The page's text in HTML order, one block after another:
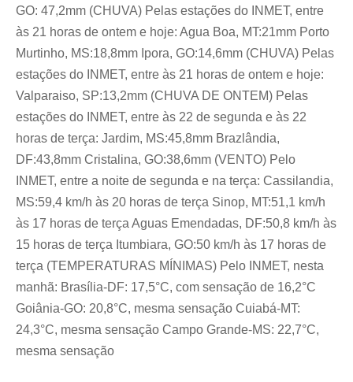
GO: 47,2mm (CHUVA) Pelas estações do INMET, entre
às 21 horas de ontem e hoje: Agua Boa, MT:21mm Porto
Murtinho, MS:18,8mm Ipora, GO:14,6mm (CHUVA) Pelas
estações do INMET, entre às 21 horas de ontem e hoje:
Valparaiso, SP:13,2mm (CHUVA DE ONTEM) Pelas
estações do INMET, entre às 22 de segunda e às 22
horas de terça: Jardim, MS:45,8mm Brazlândia,
DF:43,8mm Cristalina, GO:38,6mm (VENTO) Pelo
INMET, entre a noite de segunda e na terça: Cassilandia,
MS:59,4 km/h às 20 horas de terça Sinop, MT:51,1 km/h
às 17 horas de terça Aguas Emendadas, DF:50,8 km/h às
15 horas de terça Itumbiara, GO:50 km/h às 17 horas de
terça (TEMPERATURAS MÍNIMAS) Pelo INMET, nesta
manhã: Brasília-DF: 17,5°C, com sensação de 16,2°C
Goiânia-GO: 20,8°C, mesma sensação Cuiabá-MT:
24,3°C, mesma sensação Campo Grande-MS: 22,7°C,
mesma sensação